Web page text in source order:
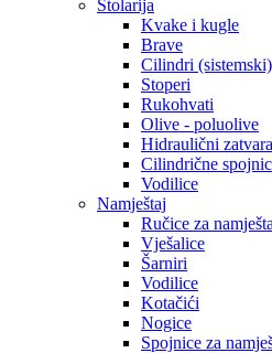
Stolarija
Kvake i kugle
Brave
Cilindri (sistemski)
Stoperi
Rukohvati
Olive - poluolive
Hidraulični
Cilindrične
Vodilice
Namještaj
Ručice za
Vješalice
Šarniri
Vodilice
Kotačići
Nogice
Spojnice za